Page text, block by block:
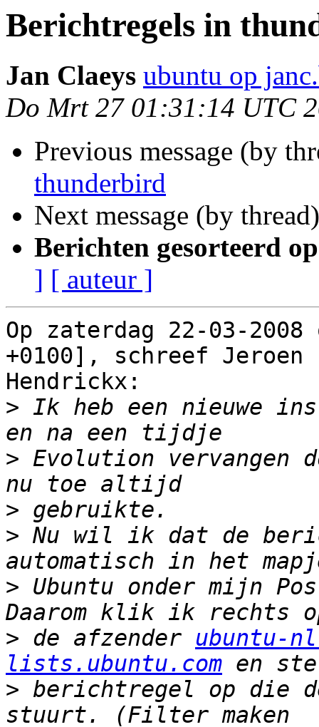
Berichtregels in
Jan Claeys ubuntu op
Do Mrt 27 01:31:14 UTC
Previous message (by
thunderbird
Next message (by
Berichten gesorteerd
] [ auteur ]
Op zaterdag 22-03-
+0100], schreef Jeroen
Hendrickx:
> Ik heb een nieuwe
> Evolution vervangen
>
> Nu wil ik dat de
> Ubuntu onder mijn
> de afzender ubuntu-
lists.ubuntu.com
> berichtregel op die